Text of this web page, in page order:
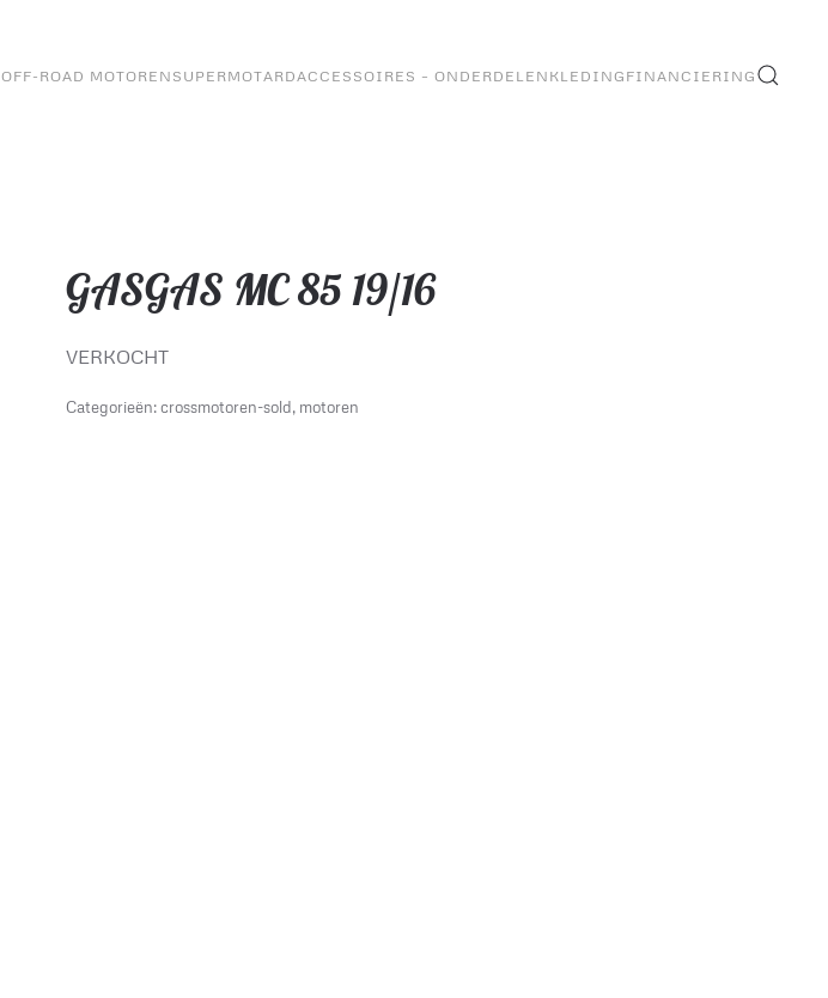
OFF-ROAD MOTOREN SUPERMOTARD ACCESSOIRES – ONDERDELEN KLEDING FINANCIERING
GASGAS MC 85 19/16
VERKOCHT
Categorieën:crossmotoren-sold, motoren